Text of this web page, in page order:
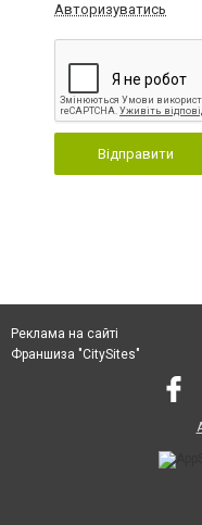
Авторизуватись
Відправити
Реклама на сайті
Франшиза "CitySites"